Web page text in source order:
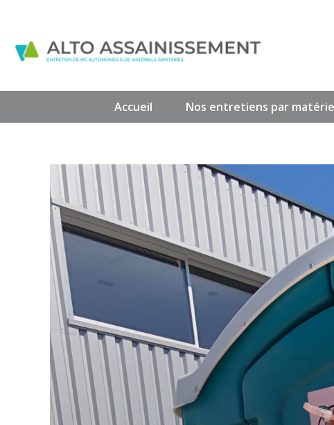
Accueil Nos entretiens par